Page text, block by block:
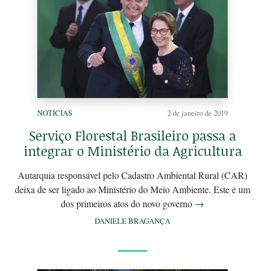
NOTÍCIAS 2 de janeiro de 2019
Serviço Florestal Brasileiro passa a
integrar o Ministério da Agricultura
Autarquia responsável pelo Cadastro Ambiental Rural (CAR)
deixa de ser ligado ao Ministério do Meio Ambiente. Este é um
dos primeiros atos do novo governo →
DANIELE BRAGANÇA